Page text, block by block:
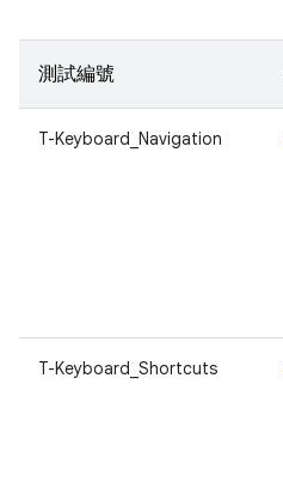
測試編號
T-Keyboard_Navigation
T-Keyboard_Shortcuts